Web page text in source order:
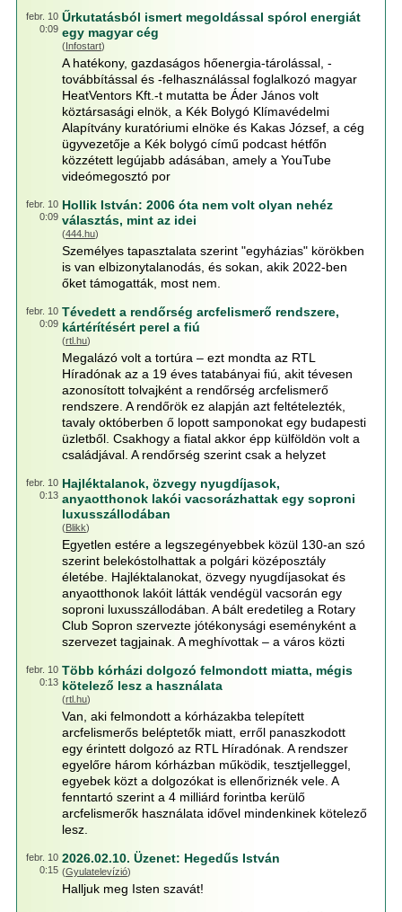
febr. 10
0:09
Űrkutatásból ismert megoldással spórol energiát
egy magyar cég
(Infostart)
A hatékony, gazdaságos hőenergia-tárolással, -
továbbítással és -felhasználással foglalkozó magyar
HeatVentors Kft.-t mutatta be Áder János volt
köztársasági elnök, a Kék Bolygó Klímavédelmi
Alapítvány kuratóriumi elnöke és Kakas József, a cég
ügyvezetője a Kék bolygó című podcast hétfőn
közzétett legújabb adásában, amely a YouTube
videómegosztó por
febr. 10
0:09
Hollik István: 2006 óta nem volt olyan nehéz
választás, mint az idei
(444.hu)
Személyes tapasztalata szerint "egyházias" körökben
is van elbizonytalanodás, és sokan, akik 2022-ben
őket támogatták, most nem.
febr. 10
0:09
Tévedett a rendőrség arcfelismerő rendszere,
kártérítésért perel a fiú
(rtl.hu)
Megalázó volt a tortúra – ezt mondta az RTL
Híradónak az a 19 éves tatabányai fiú, akit tévesen
azonosított tolvajként a rendőrség arcfelismerő
rendszere. A rendőrök ez alapján azt feltételezték,
tavaly októberben ő lopott samponokat egy budapesti
üzletből. Csakhogy a fiatal akkor épp külföldön volt a
családjával. A rendőrség szerint csak a helyzet
febr. 10
0:13
Hajléktalanok, özvegy nyugdíjasok,
anyaotthonok lakói vacsorázhattak egy soproni
luxusszállodában
(Blikk)
Egyetlen estére a legszegényebbek közül 130-an szó
szerint belekóstolhattak a polgári középosztály
életébe. Hajléktalanokat, özvegy nyugdíjasokat és
anyaotthonok lakóit látták vendégül vacsorán egy
soproni luxusszállodában. A bált eredetileg a Rotary
Club Sopron szervezte jótékonysági eseményként a
szervezet tagjainak. A meghívottak – a város közti
febr. 10
0:13
Több kórházi dolgozó felmondott miatta, mégis
kötelező lesz a használata
(rtl.hu)
Van, aki felmondott a kórházakba telepített
arcfelismerős beléptetők miatt, erről panaszkodott
egy érintett dolgozó az RTL Híradónak. A rendszer
egyelőre három kórházban működik, tesztjelleggel,
egyebek közt a dolgozókat is ellenőriznék vele. A
fenntartó szerint a 4 milliárd forintba kerülő
arcfelismerők használata idővel mindenkinek kötelező
lesz.
febr. 10
0:15
2026.02.10. Üzenet: Hegedűs István
(Gyulatelevízió)
Halljuk meg Isten szavát!